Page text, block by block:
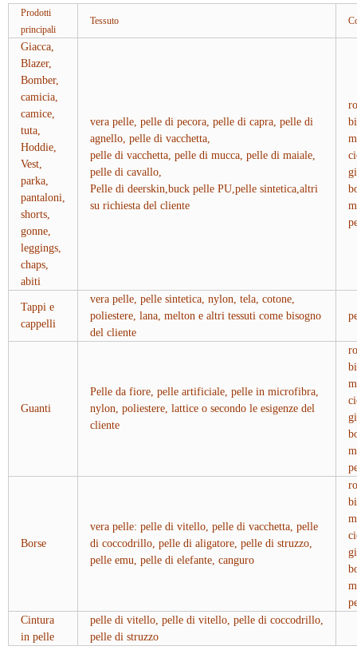
Prodotti
principali
Tessuto
Giacca,
Blazer,
Bomber,
camicia,
camice,
tuta,
Hoddie,
Vest,
parka,
pantaloni,
shorts,
gonne,
leggings,
chaps,
abiti
vera pelle, pelle di pecora, pelle di capra, pelle di
agnello, pelle di vacchetta,
pelle di vacchetta, pelle di mucca, pelle di maiale,
pelle di cavallo,
Pelle di deerskin,buck pelle PU,pelle sintetica,altri
su richiesta del cliente
Tappi e
cappelli
vera pelle, pelle sintetica, nylon, tela, cotone,
poliestere, lana, melton e altri tessuti come bisogno
del cliente
Guanti
Pelle da fiore, pelle artificiale, pelle in microfibra,
nylon, poliestere, lattice o secondo le esigenze del
cliente
Borse
vera pelle: pelle di vitello, pelle di vacchetta, pelle
di coccodrillo, pelle di aligatore, pelle di struzzo,
pelle emu, pelle di elefante, canguro
Cintura
in pelle
pelle di vitello, pelle di vitello, pelle di coccodrillo,
pelle di struzzo